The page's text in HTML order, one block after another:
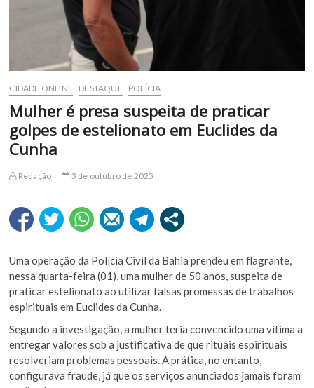
CIDADE ONLINE DESTAQUE POLÍCIA
Mulher é presa suspeita de praticar
golpes de estelionato em Euclides da
Cunha
Redação 3 de outubro de 2025
Uma operação da Polícia Civil da Bahia prendeu em flagrante,
nessa quarta-feira (01), uma mulher de 50 anos, suspeita de
praticar estelionato ao utilizar falsas promessas de trabalhos
espirituais em Euclides da Cunha.
Segundo a investigação, a mulher teria convencido uma vítima a
entregar valores sob a justificativa de que rituais espirituais
resolveriam problemas pessoais. A prática, no entanto,
configurava fraude, já que os serviços anunciados jamais foram